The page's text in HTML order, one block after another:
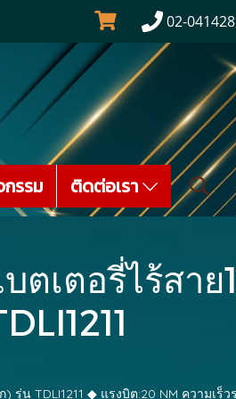
02-
รรม ติดต่อเรา
ตเตอรี่ไร้สาย
รุ่น TDLI1211 ◆ แรงบิต:20 NM ความเร็ว